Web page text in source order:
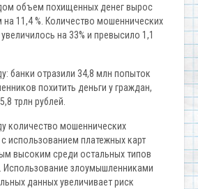
объем похищенных денег вырос
на 11,4 %. Количество мошеннических
на 33% и превысило 1,1
банки отразили 34,8 млн попыток
похитить деньги у граждан,
трлн рублей.
количество мошеннических
использованием платежных карт
высоким среди остальных типов
Использование злоумышленниками
данных увеличивает риск